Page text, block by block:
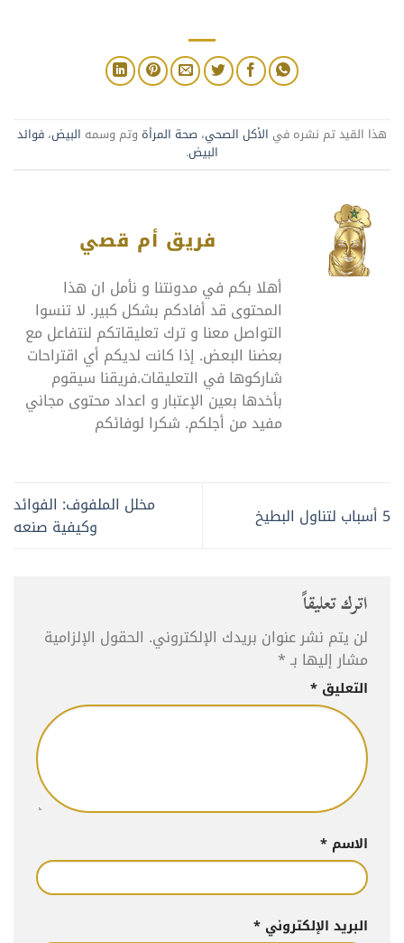
هذا القيد تم نشره في الأكل الصحي، صحة المرأة وتم وسمه البيض، فوائد
البيض.
فريق أم قصي
أهلا بكم في مدونتنا و نأمل ان هذا
المحتوى قد أفادكم بشكل كبير. لا تنسوا
التواصل معنا و ترك تعليقاتكم لنتفاعل مع
بعضنا البعض. إذا كانت لديكم أي اقتراحات
شاركوها في التعليقات.فريقنا سيقوم
بأخدها بعين الإعتبار و اعداد محتوى مجاني
مفيد من أجلكم. شكرا لوفائكم
5 أسباب لتناول البطيخ
مخلل الملفوف: الفوائد
وكيفية صنعه
اترك تعليقاً
لن يتم نشر عنوان بريدك الإلكتروني. الحقول الإلزامية
مشار إليها بـ*
التعليق *
الاسم *
البريد الإلكتروني *